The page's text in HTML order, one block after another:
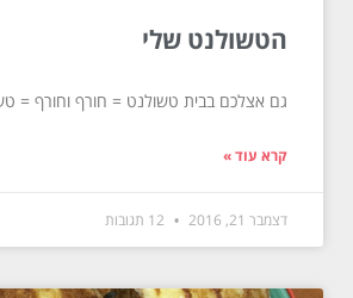
הטשולנט שלי
גם אצלכם בבית טשולנט = חורף וחורף =
קרא עוד »
דצמבר 21, 2016